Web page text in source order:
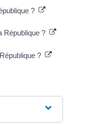
?
République ?
?